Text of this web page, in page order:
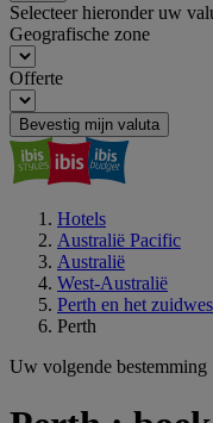
Selecteer hieronder uw
Geografische zone
Offerte
Bevestig mijn valuta
Hotels
Australië Pacific
Australië
West-Australië
Perth en het
Perth
Uw volgende bestemming